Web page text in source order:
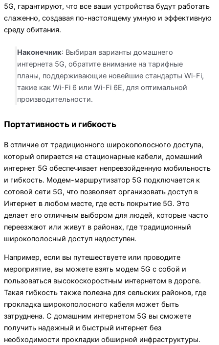
5G, гарантируют, что все ваши устройства будут работать
слаженно, создавая по-настоящему умную и эффективную
среду обитания.
Наконечник: Выбирая варианты домашнего
интернета 5G, обратите внимание на тарифные
планы, поддерживающие новейшие стандарты Wi-Fi,
такие как Wi-Fi 6 или Wi-Fi 6E, для оптимальной
производительности.
Портативность и гибкость
В отличие от традиционного широкополосного доступа,
который опирается на стационарные кабели, домашний
интернет 5G обеспечивает непревзойденную мобильность
и гибкость. Модем-маршрутизатор 5G подключается к
сотовой сети 5G, что позволяет организовать доступ в
Интернет в любом месте, где есть покрытие 5G. Это
делает его отличным выбором для людей, которые часто
переезжают или живут в районах, где традиционный
широкополосный доступ недоступен.
Например, если вы путешествуете или проводите
мероприятие, вы можете взять модем 5G с собой и
пользоваться высокоскоростным интернетом в дороге.
Такая гибкость также полезна для сельских районов, где
прокладка широкополосного кабеля может быть
затруднена. С домашним интернетом 5G вы сможете
получить надежный и быстрый интернет без
необходимости прокладки обширной инфраструктуры.